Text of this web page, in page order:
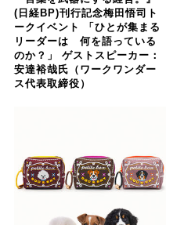
(日経BP)刊行記念梅田悟司ト
ークイベント 「ひとが集まる
リーダーは 何を語っている
のか？」 ゲストスピーカー：
安達裕哉氏（ワークワンダー
ス代表取締役）